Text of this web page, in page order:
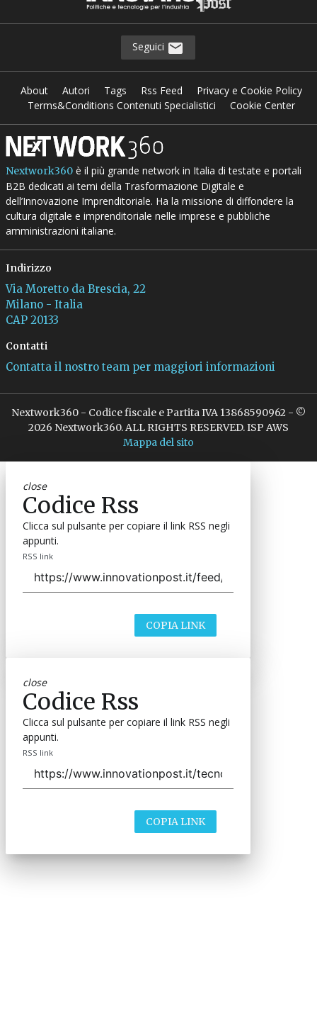
Seguici
About Autori Tags Rss Feed
Privacy e Cookie Policy
Terms&Conditions Contenuti Specialistici
Cookie Center
Nextwork360è il più grande network in Italia di testate e portali
B2B dedicati ai temi della Trasformazione Digitale e
dell’Innovazione Imprenditoriale. Ha la missione di diffondere la
cultura digitale e imprenditoriale nelle imprese e pubbliche
amministrazioni italiane.
Indirizzo
Via Moretto da Brescia, 22
Milano - Italia
CAP 20133
Contatti
Contatta il nostro team per maggiori informazioni
Nextwork360 - Codice fiscale e Partita IVA 13868590962 - ©
2026 Nextwork360. ALL RIGHTS RESERVED. ISP AWS
Mappa del sito
close
Codice Rss
Clicca sul pulsante per copiare il link RSS negli
appunti.
RSS link
COPIA LINK
close
Codice Rss
Clicca sul pulsante per copiare il link RSS negli
appunti.
RSS link
COPIA LINK